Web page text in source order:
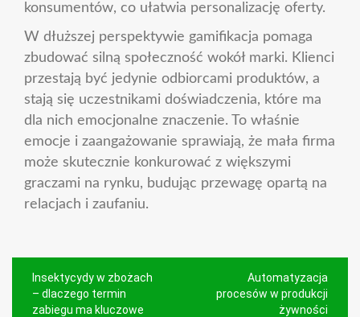
konsumentów, co ułatwia personalizację oferty.
W dłuższej perspektywie gamifikacja pomaga
zbudować silną społeczność wokół marki. Klienci
przestają być jedynie odbiorcami produktów, a
stają się uczestnikami doświadczenia, które ma
dla nich emocjonalne znaczenie. To właśnie
emocje i zaangażowanie sprawiają, że mała firma
może skutecznie konkurować z większymi
graczami na rynku, budując przewagę opartą na
relacjach i zaufaniu.
Nawigacja
wpisu
Insektycydy w zbożach
– dlaczego termin
zabiegu ma kluczowe
Automatyzacja
procesów w produkcji
żywności